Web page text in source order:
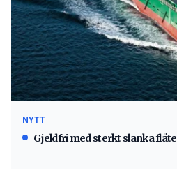
NYTT
Gjeldfri med sterkt slanka flåte